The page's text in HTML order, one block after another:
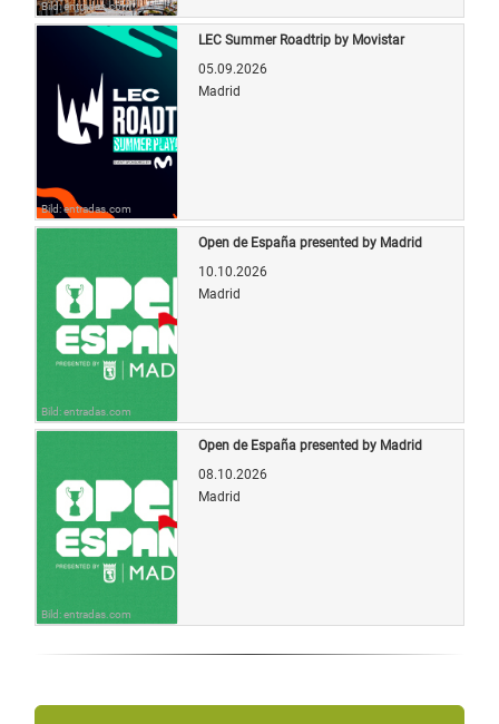
Bild: entradas.com
Bild: entradas.com
LEC Summer Roadtrip by Movistar
05.09.2026
Madrid
Bild: entradas.com
Open de España presented by Madrid
10.10.2026
Madrid
Bild: entradas.com
Open de España presented by Madrid
08.10.2026
Madrid